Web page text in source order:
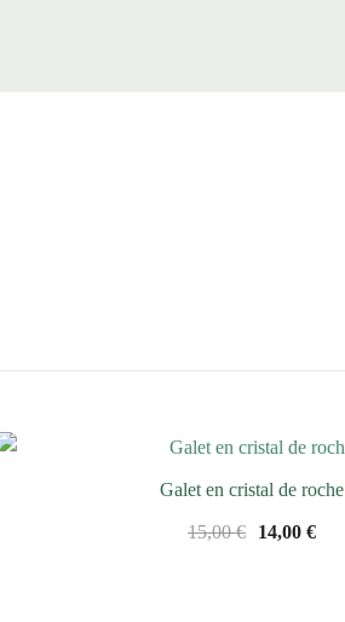
Galet en cristal de roche
15,00€
Le
14,00 €Le